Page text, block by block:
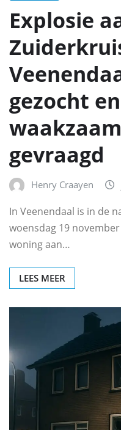
Explosie
gezocht en
gevraagd
Henry Craayen
In Veenendaal is in de
woensdag 19
woning aan…
LEES MEER